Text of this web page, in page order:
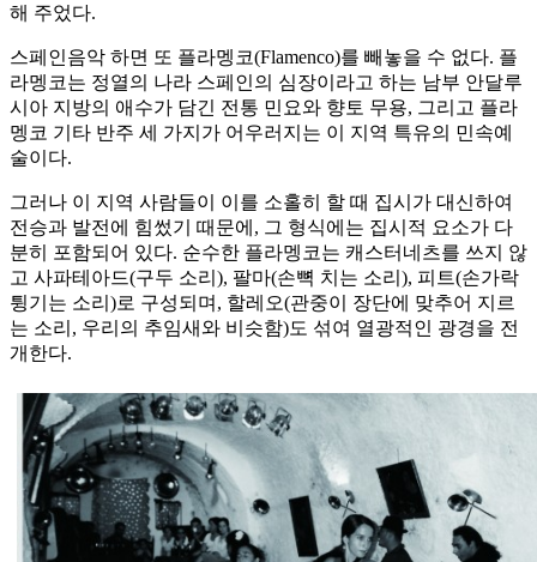
해 주었다.
스페인음악 하면 또 플라멩코(Flamenco)를 빼놓을 수 없다. 플
라멩코는 정열의 나라 스페인의 심장이라고 하는 남부 안달루
시아 지방의 애수가 담긴 전통 민요와 향토 무용, 그리고 플라
멩코 기타 반주 세 가지가 어우러지는 이 지역 특유의 민속예
술이다.
그러나 이 지역 사람들이 이를 소홀히 할 때 집시가 대신하여
전승과 발전에 힘썼기 때문에, 그 형식에는 집시적 요소가 다
분히 포함되어 있다. 순수한 플라멩코는 캐스터네츠를 쓰지 않
고 사파테아드(구두 소리), 팔마(손뼉 치는 소리), 피트(손가락
튕기는 소리)로 구성되며, 할레오(관중이 장단에 맞추어 지르
는 소리, 우리의 추임새와 비슷함)도 섞여 열광적인 광경을 전
개한다.